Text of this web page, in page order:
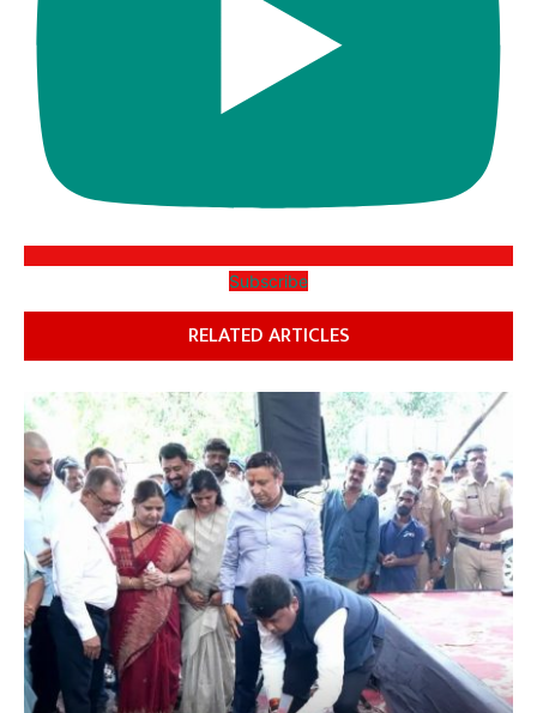
Subscribe
RELATED ARTICLES